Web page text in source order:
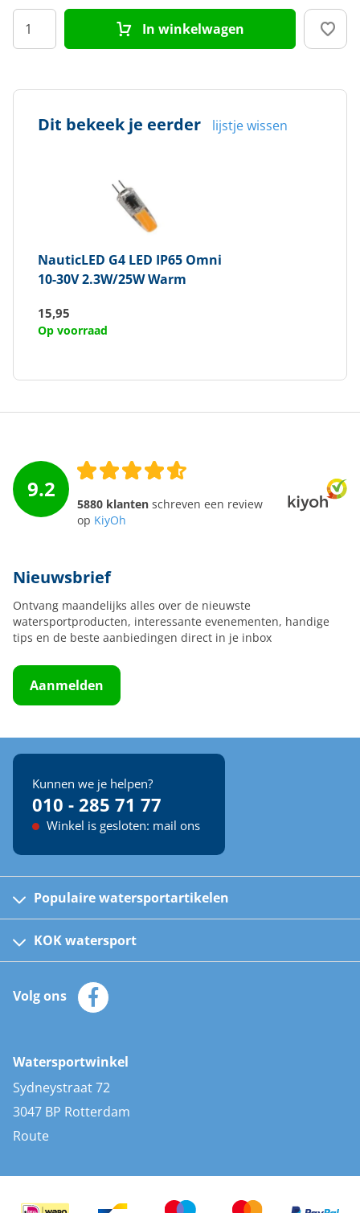
In winkelwagen
Dit bekeek je eerder lijstje wissen
NauticLED G4 LED IP65 Omni
10-30V 2.3W/25W Warm
15,95
Op voorraad
9.2
5880 klanten schreven een review
op KiyOh
Nieuwsbrief
Ontvang maandelijks alles over de nieuwste
watersportproducten, interessante evenementen, handige
tips en de beste aanbiedingen direct in je inbox
Aanmelden
Kunnen we je helpen?
010 - 285 71 77
Winkel is gesloten: mail ons
Populaire watersportartikelen
Kinder reddingsvesten
Automatische reddingsvesten
Zeilkleding
Zonnepanelen
AIS transponders
Stootwillen en fenders
Bootkussens
Zwemtrappen
KOK watersport
Klantenservice
Merken
Volg ons
Watersportwinkel
Sydneystraat 72
3047 BP Rotterdam
Route